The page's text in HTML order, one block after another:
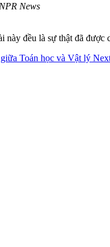
News
này đều là sự thật đã được
Toán học và Vật lý